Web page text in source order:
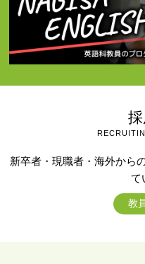
新卒者・現職者・海外から
て
教